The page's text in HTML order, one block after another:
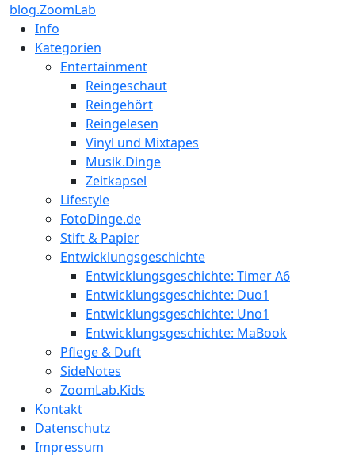
blog.ZoomLab
Info
Kategorien
Entertainment
Reingeschaut
Reingehört
Reingelesen
Vinyl und Mixtapes
Musik.Dinge
Zeitkapsel
Lifestyle
FotoDinge.de
Stift & Papier
Entwicklungsgeschichte
Entwicklungsgeschichte: Timer A6
Entwicklungsgeschichte: Duo1
Entwicklungsgeschichte: Uno1
Entwicklungsgeschichte: MaBook
Pflege & Duft
SideNotes
ZoomLab.Kids
Kontakt
Datenschutz
Impressum